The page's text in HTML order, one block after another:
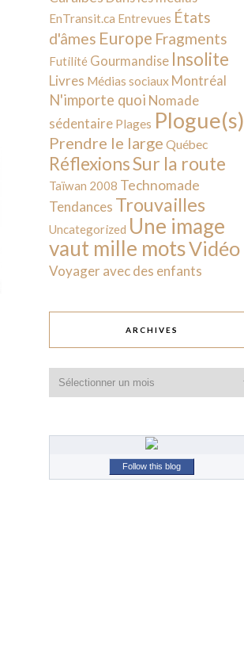
EnTransit.ca Entrevues États
d'âmes Europe Fragments
Futilité Gourmandise Insolite
Livres Médias sociaux Montréal
N'importe quoi Nomade
sédentaire Plages Plogue(s)
Prendre le large Québec
RéflexionsSur la route
Taïwan 2008 Technomade
Tendances Trouvailles
Uncategorized Une image
vaut mille motsVidéo
Voyager avec des enfants
ARCHIVES
Follow this blog